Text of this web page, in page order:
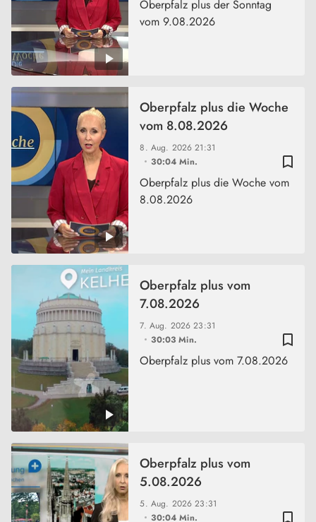
Oberpfalz plus der Sonntag
vom 9.08.2026
bookmark_border
8. Aug. 202621:31
30:04 Min.
Oberpfalz plus die Woche
vom 8.08.2026
Oberpfalz plus die Woche vom
8.08.2026
bookmark_border
7. Aug. 202623:31
30:03 Min.
Oberpfalz plus vom
7.08.2026
Oberpfalz plus vom 7.08.2026
bookmark_border
5. Aug. 202623:31
30:04 Min.
Oberpfalz plus vom
5.08.2026